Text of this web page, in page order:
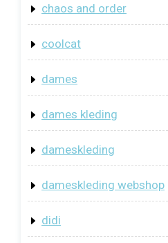
chaos and order
coolcat
dames
dames kleding
dameskleding
dameskleding webshop
didi